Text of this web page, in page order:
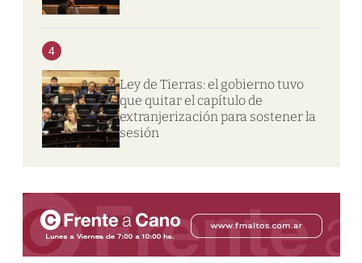
4
Ley de Tierras: el gobierno tuvo
que quitar el capítulo de
extranjerización para sostener la
sesión